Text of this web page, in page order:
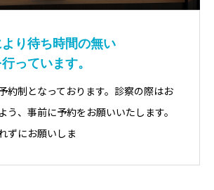
り待ち時間の無い
っています。
約制となっております。診察の際はお
う、事前に予約をお願いいたします。
ずにお願いしま